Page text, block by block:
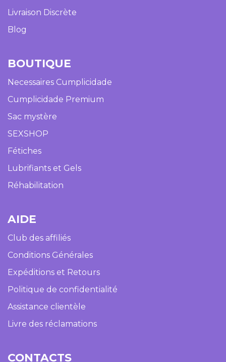
Livraison Discrète
Blog
BOUTIQUE​
Necessaires Cumplicidade
Cumplicidade Premium
Sac mystère
SEXSHOP
Fétiches
Lubrifiants et Gels
Réhabilitation
AIDE​
Club des affiliés
Conditions Générales
Expéditions et Retours
Politique de confidentialité
Assistance clientèle
Livre des réclamations
CONTACTS